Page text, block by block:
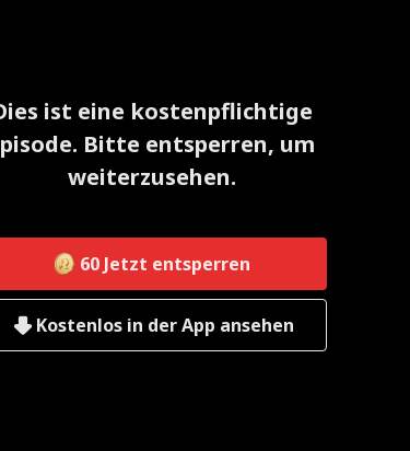
ist eine kostenpflichtige
Bitte entsperren, um
weiterzusehen.
60 Jetzt entsperren
Kostenlos in der App ansehen